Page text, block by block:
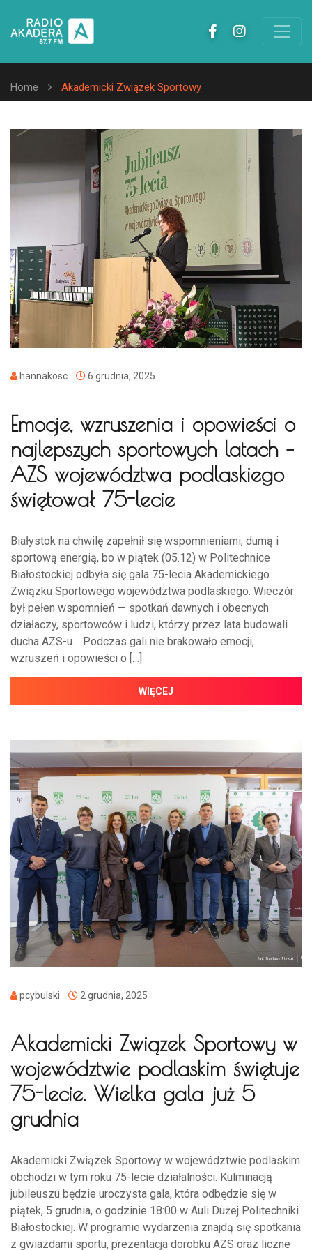
Home Akademicki Związek Sportowy
hannakosc 6 grudnia, 2025
Emocje, wzruszenia i opowieści o
najlepszych sportowych latach –
AZS województwa podlaskiego
świętował 75-lecie
Białystok na chwilę zapełnił się wspomnieniami, dumą i
sportową energią, bo w piątek (05.12) w Politechnice
Białostockiej odbyła się gala 75-lecia Akademickiego
Związku Sportowego województwa podlaskiego. Wieczór
był pełen wspomnień — spotkań dawnych i obecnych
działaczy, sportowców i ludzi, którzy przez lata budowali
ducha AZS-u. Podczas gali nie brakowało emocji,
wzruszeń i opowieści o […]
WIĘCEJ
pcybulski 2 grudnia, 2025
Akademicki Związek Sportowy w
województwie podlaskim świętuje
75-lecie. Wielka gala już 5
grudnia
Akademicki Związek Sportowy w województwie podlaskim
obchodzi w tym roku 75-lecie działalności. Kulminacją
jubileuszu będzie uroczysta gala, która odbędzie się w
piątek, 5 grudnia, o godzinie 18:00 w Auli Dużej Politechniki
Białostockiej. W programie wydarzenia znajdą się spotkania
z gwiazdami sportu, prezentacja dorobku AZS oraz liczne